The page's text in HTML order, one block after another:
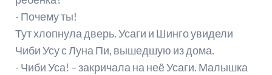
- Почему ты!
Тут хлопнула дверь. Усаги и Шинго увидели
Чиби Усу с Луна Пи, вышедшую из дома.
- Чиби Уса! – закричала на неё Усаги. Малышка